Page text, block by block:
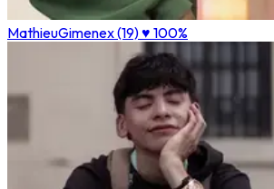
MathieuGimenex (19)♥ 100%